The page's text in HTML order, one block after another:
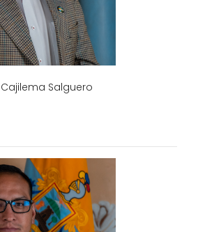
Salguero